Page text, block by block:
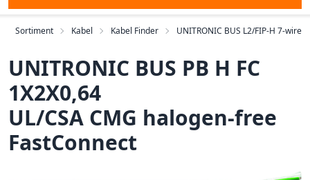
Sortiment Kabel Kabel Finder UNITRONIC BUS L2/FIP-H 7-wire
UNITRONIC BUS PB H FC
1X2X0,64
UL/CSA CMG halogen-free
FastConnect